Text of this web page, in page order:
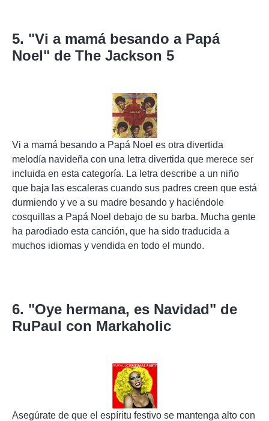
5. "Vi a mamá besando a Papá
Noel" de The Jackson 5
Vi a mamá besando a Papá Noel es otra divertida
melodía navideña con una letra divertida que merece ser
incluida en esta categoría. La letra describe a un niño
que baja las escaleras cuando sus padres creen que está
durmiendo y ve a su madre besando y haciéndole
cosquillas a Papá Noel debajo de su barba. Mucha gente
ha parodiado esta canción, que ha sido traducida a
muchos idiomas y vendida en todo el mundo.
6. "Oye hermana, es Navidad" de
RuPaul con Markaholic
Asegúrate de que el espíritu festivo se mantenga alto con